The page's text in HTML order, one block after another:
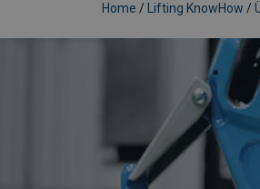
Home / Lifting KnowHow /